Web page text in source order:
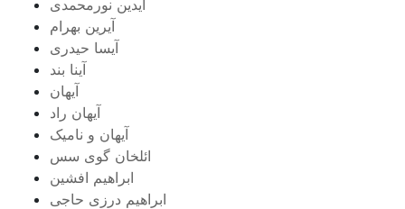
آیدین نورمحمدی
آیرین بهرام
آیسا حیدری
آینا بند
آیهان
آیهان راد
آیهان و نامیک
ائلخان گوی سس
ابراهیم افشین
ابراهیم درزی حاجی